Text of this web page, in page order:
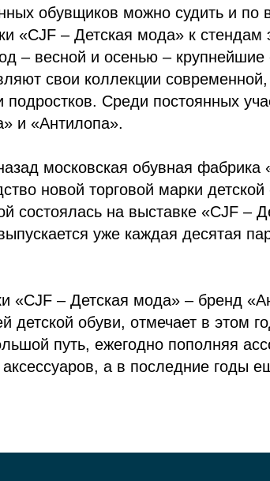
обувщиков можно судить и по
«CJF – Детская мода» к стендам
– весной и осенью –
свои коллекции
Среди постоянных
и «Антилопа».
московская обувная фабрика
новой торговой марки детской
состоялась на выставке «CJF –
уже каждая десятая
«CJF – Детская мода» – бренд
детской обуви, отмечает в этом
путь, ежегодно пополняя
а в последние годы